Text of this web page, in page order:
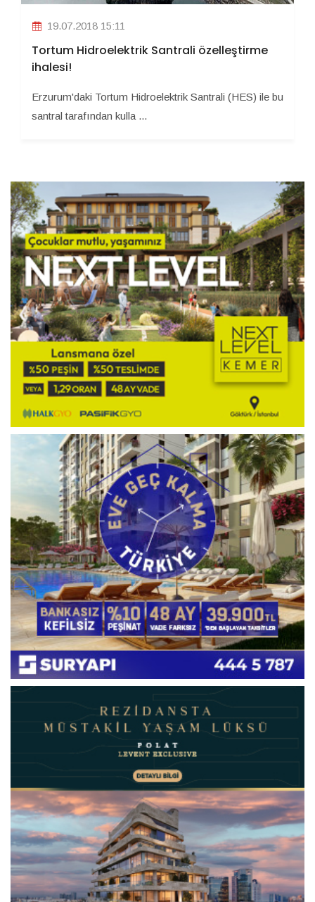
19.07.2018 15:11
Tortum Hidroelektrik Santrali özelleştirme
ihalesi!
Erzurum'daki Tortum Hidroelektrik Santrali (HES) ile bu
santral tarafından kulla ...